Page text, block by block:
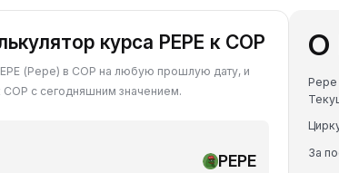
курса PEPE к COP
(Pepe) в COP на любую прошлую дату, и
COP с сегодняшним значением.
PEPE
О
Pepe
За